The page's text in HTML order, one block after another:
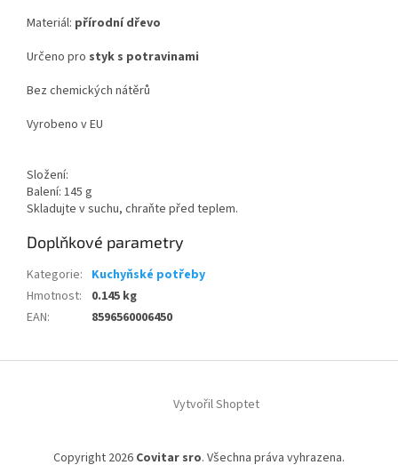
Materiál: přírodní dřevo
Určeno pro styk s potravinami
Bez chemických nátěrů
Vyrobeno v EU
Složení:
Balení: 145 g
Skladujte v suchu, chraňte před teplem.
Doplňkové parametry
Kategorie: Kuchyňské potřeby
Hmotnost:
0.145 kg
EAN: 8596560006450
Vytvořil Shoptet
Copyright 2026 Covitar sro. Všechna práva vyhrazena.